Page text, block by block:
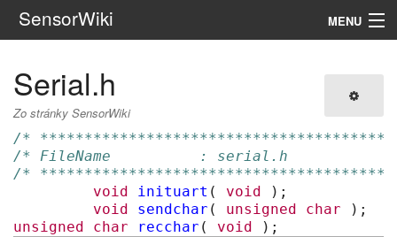
SensorWiki MENU
Serial.h
Zo stránky SensorWiki
/*
/* FileName          : serial.h
/*
void
inituart ( void
);
void
sendchar ( unsigned char
);
unsigned
char recchar ( void );